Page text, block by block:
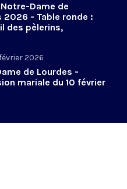
Dame de
2026 - Table ronde :
des pèlerins,
2026
de Lourdes -
mariale du 10 février